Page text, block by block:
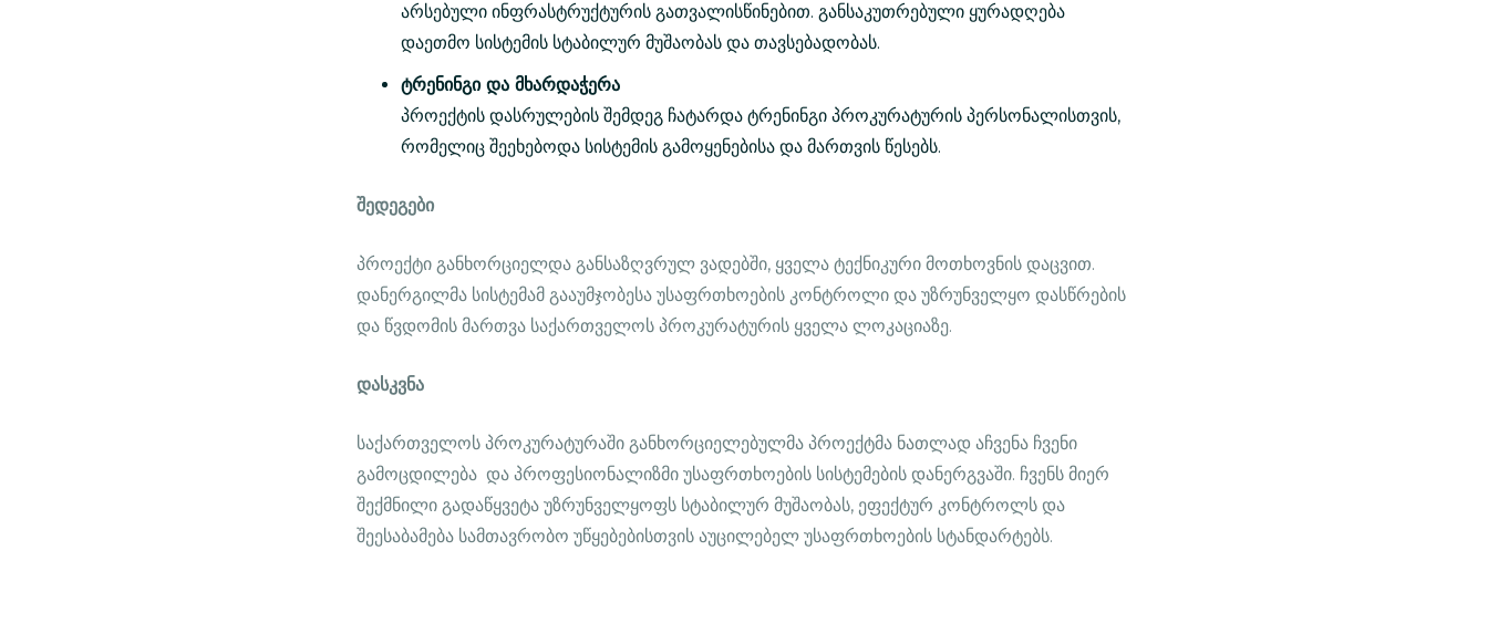
არსებული ინფრასტრუქტურის გათვალისწინებით. განსაკუთრებული ყურადღება
დაეთმო სისტემის სტაბილურ მუშაობას და თავსებადობას.
ტრენინგი და მხარდაჭერა
პროექტის დასრულების შემდეგ ჩატარდა ტრენინგი პროკურატურის პერსონალისთვის,
რომელიც შეეხებოდა სისტემის გამოყენებისა და მართვის წესებს.
შედეგები
პროექტი განხორციელდა განსაზღვრულ ვადებში, ყველა ტექნიკური მოთხოვნის დაცვით.
დანერგილმა სისტემამ გააუმჯობესა უსაფრთხოების კონტროლი და უზრუნველყო დასწრების
და წვდომის მართვა საქართველოს პროკურატურის ყველა ლოკაციაზე.
დასკვნა
საქართველოს პროკურატურაში განხორციელებულმა პროექტმა ნათლად აჩვენა ჩვენი
გამოცდილება და პროფესიონალიზმი უსაფრთხოების სისტემების დანერგვაში. ჩვენს მიერ
შექმნილი გადაწყვეტა უზრუნველყოფს სტაბილურ მუშაობას, ეფექტურ კონტროლს და
შეესაბამება სამთავრობო უწყებებისთვის აუცილებელ უსაფრთხოების სტანდარტებს.